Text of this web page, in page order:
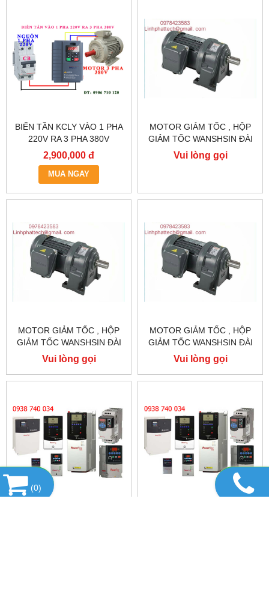
BIẾN TẦN KCLY VÀO 1 PHA
220V RA 3 PHA 380V
0.75KW, BIẾN TẦN KCLY
KOC600-R75GT3-B
2,900,000 đ
MUA NGAY
MOTOR GIẢM TỐC , HỘP
GIẢM TỐC WANSHSIN ĐÀI
LOAN GH40-2200-3S /
2.2KW 2200W 3HP
Vui lòng gọi
MOTOR GIẢM TỐC , HỘP
GIẢM TỐC WANSHSIN ĐÀI
LOAN 1.5KW 1500W 2HP AC
BA PHA 220 V / 380V
Vui lòng gọi
MOTOR GIẢM TỐC , HỘP
GIẢM TỐC WANSHSIN ĐÀI
LOAN 1.5KW 1500W 2HP AC
BA PHA 220 V / 380V
Vui lòng gọi
(0)